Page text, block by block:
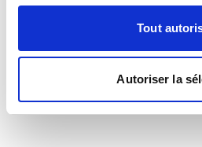
Tout
Autoriser la